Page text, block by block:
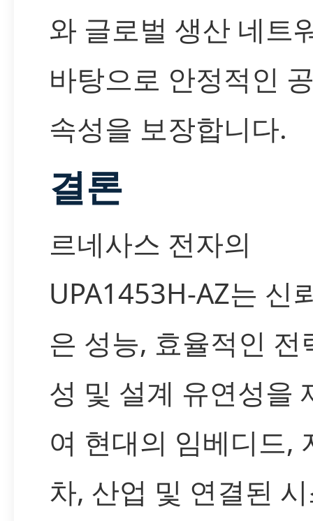
와 글로벌 생산 네트
바탕으로 안정적인
속성을 보장합니다.
결론
르네사스 전자의
UPA1453H-AZ는 신
은 성능, 효율적인 전
성 및 설계 유연성을
여 현대의 임베디드,
차, 산업 및 연결된